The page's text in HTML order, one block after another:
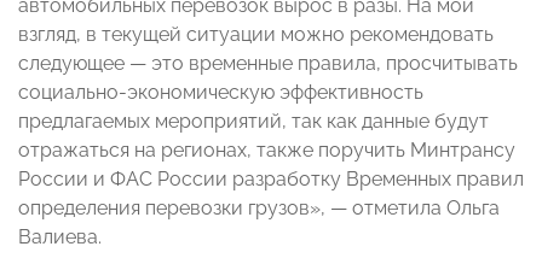
автомобильных перевозок вырос в разы. На мой
взгляд, в текущей ситуации можно рекомендовать
следующее — это временные правила, просчитывать
социально-экономическую эффективность
предлагаемых мероприятий, так как данные будут
отражаться на регионах, также поручить Минтрансу
России и ФАС России разработку Временных правил
определения перевозки грузов», — отметила Ольга
Валиева.